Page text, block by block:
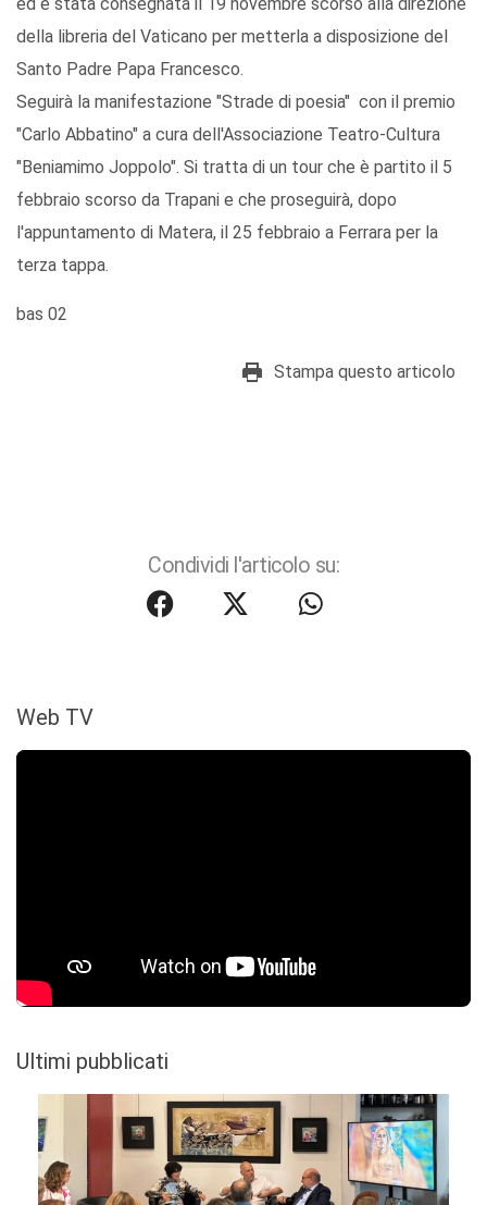
ed è stata consegnata il 19 novembre scorso alla direzione
della libreria del Vaticano per metterla a disposizione del
Santo Padre Papa Francesco.
Seguirà la manifestazione "Strade di poesia" con il premio
"Carlo Abbatino" a cura dell'Associazione Teatro-Cultura
"Beniamimo Joppolo". Si tratta di un tour che è partito il 5
febbraio scorso da Trapani e che proseguirà, dopo
l'appuntamento di Matera, il 25 febbraio a Ferrara per la
terza tappa.
bas 02
Stampa questo articolo
Condividi l'articolo su:
Web TV
Ultimi pubblicati